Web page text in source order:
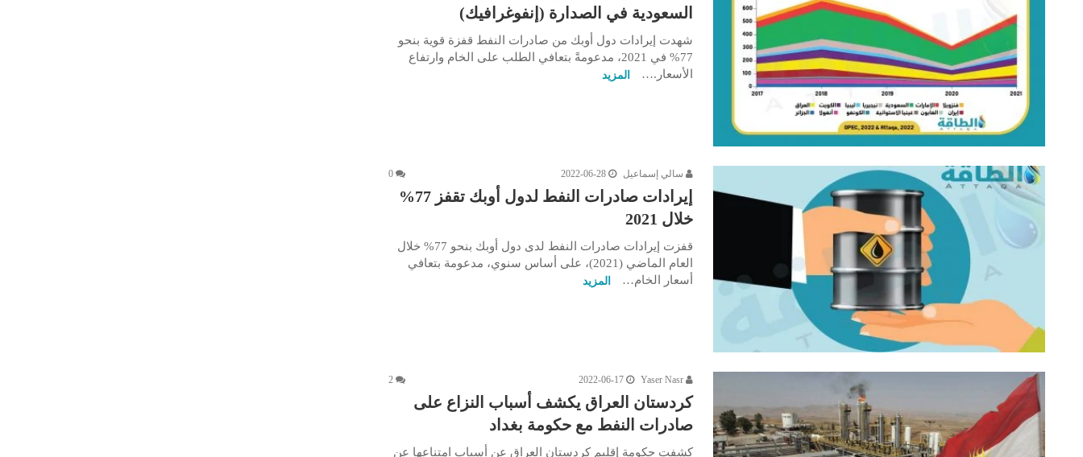
السعودية في الصدارة (إنفوغرافيك)
شهدت إيرادات دول أوبك من صادرات النفط قفزة قوية بنحو
77% في 2021، مدعومةً بتعافي الطلب على الخام وارتفاع
الأسعار.…
المزيد
سالي إسماعيل 2022-06-28
0
إيرادات صادرات النفط لدول أوبك تقفز 77%
خلال 2021
قفزت إيرادات صادرات النفط لدى دول أوبك بنحو 77% خلال
العام الماضي (2021)، على أساس سنوي، مدعومة بتعافي
أسعار الخام…
المزيد
Yaser Nasr
2022-06-17
2
كردستان العراق يكشف أسباب النزاع على
صادرات النفط مع حكومة بغداد
كشفت حكومة إقليم كردستان العراق عن أسباب امتناعها عن